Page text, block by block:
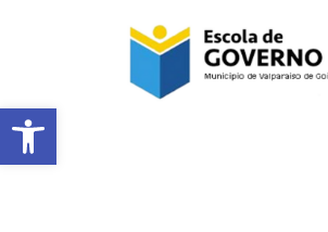
Abrir barra de ferramentas